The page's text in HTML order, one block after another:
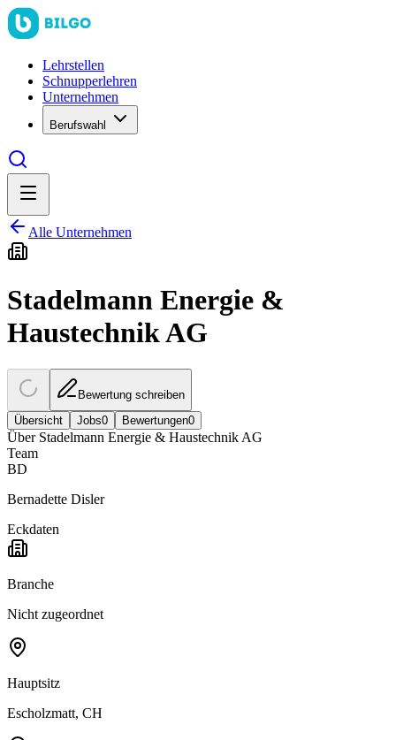
Lehrstellen
Schnupperlehren
Unternehmen
Berufswahl
Alle Unternehmen
Stadelmann Energie &
Haustechnik AG
Bewertung schreiben
Übersicht
Jobs0 Bewertungen0
Über Stadelmann Energie & Haustechnik AG
Team
BD
Bernadette Disler
Eckdaten
Branche
Nicht zugeordnet
Hauptsitz
Escholzmatt, CH